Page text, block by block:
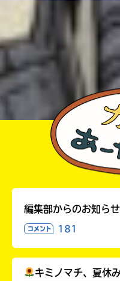
・ポプラ社の宣伝物
よ。
・かき終えたら、人
きこんでいたり、字
編集部からのお知らせ
コメント 181
キミノマチ、夏休